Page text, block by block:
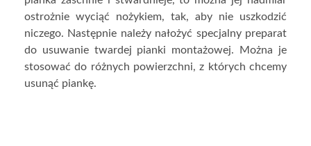
ostrożnie wyciąć nożykiem, tak, aby nie uszkodzić
niczego. Następnie należy nałożyć specjalny preparat
do usuwanie twardej pianki montażowej. Można je
stosować do różnych powierzchni, z których chcemy
usunąć piankę.